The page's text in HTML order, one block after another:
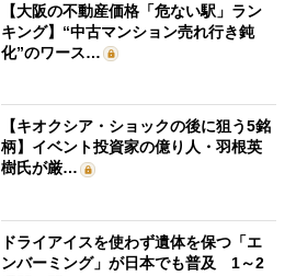
【大阪の不動産価格「危ない駅」ラン
キング】“中古マンション売れ行き鈍
化”のワース…
【キオクシア・ショックの後に狙う5銘
柄】イベント投資家の億り人・羽根英
樹氏が厳…
ドライアイスを使わず遺体を保つ「エ
ンバーミング」が日本でも普及 1～2